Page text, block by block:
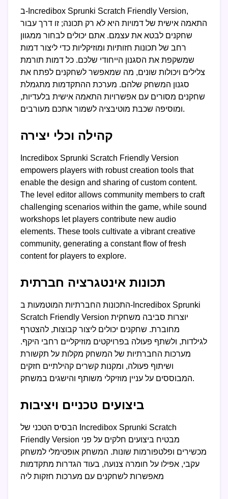
ב-Incredibox Sprunki Scratch Friendly Version,
התאמה אישית של דמויות היא לא רק תכונה; זו דרך עבור
שחקנים לבטא את עצמם. אתם יכולים לבחור ממגוון
רחב של תכונות חזותיות ומוזיקליות כדי ליצור דמות
שמשקפת את הסגנון הייחודי שלכם. כל דמות תורמת
צלילים ויכולות שונים, מה שמאפשר לשחקנים לפתח את
סגנון המשחק שלהם. מערכת ההתקדמות מתגמלת
שחקנים מסורים עם אפשרויות התאמה אישית בלעדיות,
ומוסיפה שכבת מוטיבציה לשמור אתכם מעורבים.
קהילה וכלי יצירה
Incredibox Sprunki Scratch Friendly Version
empowers players with robust creation tools that
enable the design and sharing of custom content.
The level editor allows community members to craft
challenging scenarios within the game, while sound
workshops let players contribute new audio
elements. These tools cultivate a vibrant creative
community, generating a constant flow of fresh
content for players to explore.
תכונות אינטגרציה חברתית
התכונות החברתיות המוטמעות ב-Incredibox Sprunki
Scratch Friendly Version יוצרות סביבה משחקית
מחוברת. שחקנים יכולים ליצור קבוצות, להצטרף
לגילדות, ולשתף פעולה בפרויקטים מוזיקליים רחבי היקף.
מערכות החברתיות של המשחק מקלות על תקשורת
ושיתוף פעולה, ומקנות קשרים קהילתיים חזקים
המבוססים על עניין מוזיקלי משותף והישגים במשחק.
ביצועים טכניים ויציבות
הבסיס הטכני של Incredibox Sprunki Scratch
Friendly Version מבטיח ביצועים חלקים על פני
מכשירים ופלטפורמות שונות. המשחק אופטימלי למשחק
עקבי, אפילו על חומרה צנועה, בעוד הגדרות מתקדמות
מאפשרות לשחקנים עם מערכות חזקות ליה